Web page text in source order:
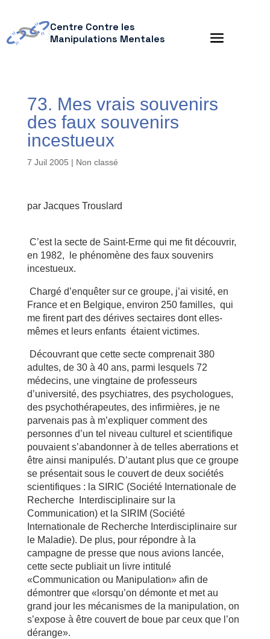
Centre Contre les
Manipulations Mentales
73. Mes vrais souvenirs
des faux souvenirs
incestueux
7 Juil 2005 | Non classé
par Jacques Trouslard
C’est la secte de Saint-Erme qui me fit découvrir,
en 1982, le phénomène des faux souvenirs
incestueux.
Chargé d’enquêter sur ce groupe, j’ai visité, en
France et en Belgique, environ 250 familles, qui
me firent part des dérives sectaires dont elles-
mêmes et leurs enfants étaient victimes.
Découvrant que cette secte comprenait 380
adultes, de 30 à 40 ans, parmi lesquels 72
médecins, une vingtaine de professeurs
d’université, des psychiatres, des psychologues,
des psychothérapeutes, des infirmières, je ne
parvenais pas à m’expliquer comment des
personnes d’un tel niveau culturel et scientifique
pouvaient s’abandonner à de telles aberrations et
être ainsi manipulés. D’autant plus que ce groupe
se présentait sous le couvert de deux sociétés
scientifiques : la SIRIC (Société Internationale de
Recherche Interdisciplinaire sur la
Communication) et la SIRIM (Société
Internationale de Recherche Interdisciplinaire sur
le Maladie). De plus, pour répondre à la
campagne de presse que nous avions lancée,
cette secte publiait un livre intitulé
«Communication ou Manipulation» afin de
démontrer que «lorsqu’on démonte et met au
grand jour les mécanismes de la manipulation, on
s’expose à être couvert de boue par ceux que l’on
dérange».